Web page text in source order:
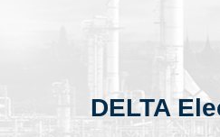
DELTA